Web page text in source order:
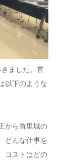
ました。首
以下のような
から首里城の
どんな仕事を
コストはどの